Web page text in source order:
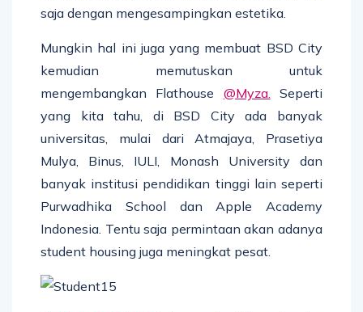
saja dengan mengesampingkan estetika.
Mungkin hal ini juga yang membuat BSD City
kemudian memutuskan untuk
mengembangkan Flathouse @Myza. Seperti
yang kita tahu, di BSD City ada banyak
universitas, mulai dari Atmajaya, Prasetiya
Mulya, Binus, IULI, Monash University dan
banyak institusi pendidikan tinggi lain seperti
Purwadhika School dan Apple Academy
Indonesia. Tentu saja permintaan akan adanya
student housing juga meningkat pesat.